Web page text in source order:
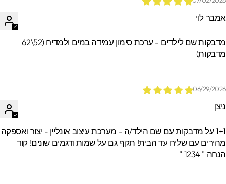
לוי
מדבקות שם לילדים - ערכת סימון עמידה במים ולמדיח (52\62
06/29/
1+1 על מדבקות עם שם הילד/ה - מערכת עיצוב אונליין - יצור ואספקה
עם שליח עד הבית! תקף גם על שמות ודגמים שונים! קוד
" 1234 "